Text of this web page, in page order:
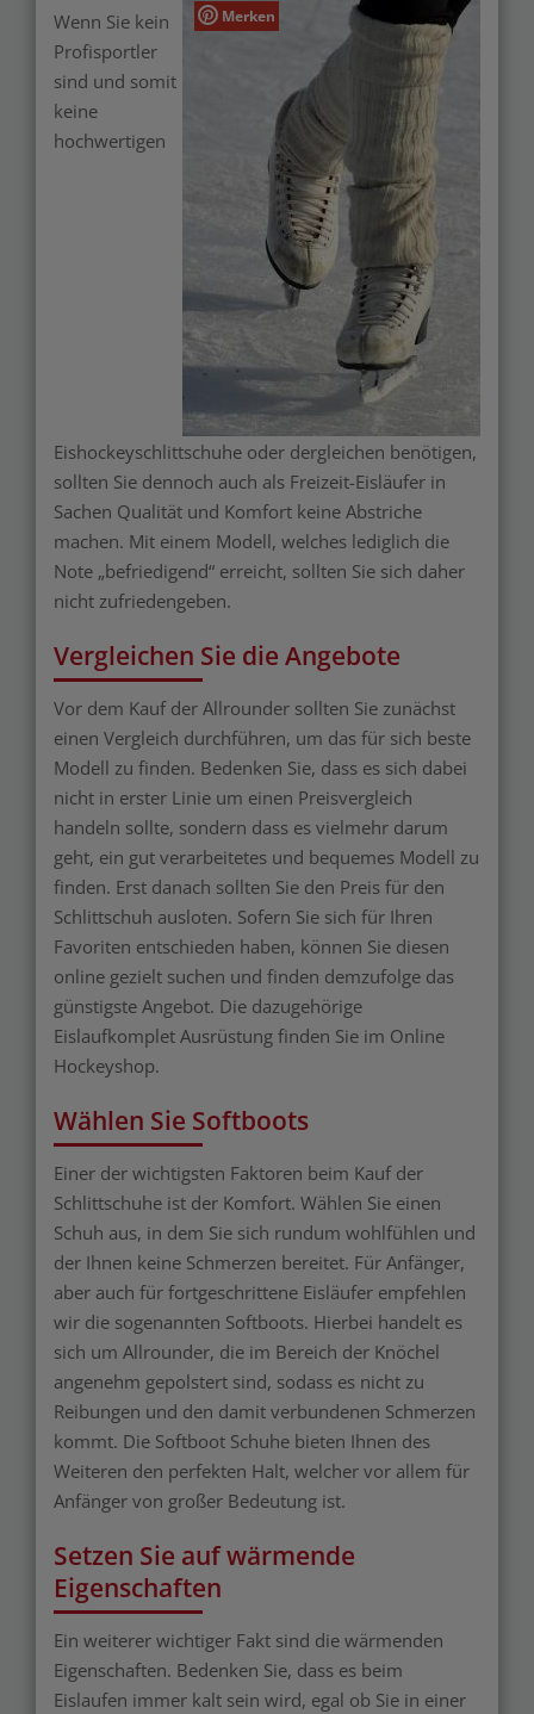
Merken
Wenn Sie kein
Profisportler
sind und somit
keine
hochwertigen
Eishockeyschlittschuhe oder dergleichen benötigen,
sollten Sie dennoch auch als Freizeit-Eisläufer in
Sachen Qualität und Komfort keine Abstriche
machen. Mit einem Modell, welches lediglich die
Note „befriedigend“ erreicht, sollten Sie sich daher
nicht zufriedengeben.
Vergleichen Sie die Angebote
Vor dem Kauf der Allrounder sollten Sie zunächst
einen Vergleich durchführen, um das für sich beste
Modell zu finden. Bedenken Sie, dass es sich dabei
nicht in erster Linie um einen Preisvergleich
handeln sollte, sondern dass es vielmehr darum
geht, ein gut verarbeitetes und bequemes Modell zu
finden. Erst danach sollten Sie den Preis für den
Schlittschuh ausloten. Sofern Sie sich für Ihren
Favoriten entschieden haben, können Sie diesen
online gezielt suchen und finden demzufolge das
günstigste Angebot. Die dazugehörige
Eislaufkomplet Ausrüstung finden Sie im Online
Hockeyshop.
Wählen Sie Softboots
Einer der wichtigsten Faktoren beim Kauf der
Schlittschuhe ist der Komfort. Wählen Sie einen
Schuh aus, in dem Sie sich rundum wohlfühlen und
der Ihnen keine Schmerzen bereitet. Für Anfänger,
aber auch für fortgeschrittene Eisläufer empfehlen
wir die sogenannten Softboots. Hierbei handelt es
sich um Allrounder, die im Bereich der Knöchel
angenehm gepolstert sind, sodass es nicht zu
Reibungen und den damit verbundenen Schmerzen
kommt. Die Softboot Schuhe bieten Ihnen des
Weiteren den perfekten Halt, welcher vor allem für
Anfänger von großer Bedeutung ist.
Setzen Sie auf wärmende
Eigenschaften
Ein weiterer wichtiger Fakt sind die wärmenden
Eigenschaften. Bedenken Sie, dass es beim
Eislaufen immer kalt sein wird, egal ob Sie in einer